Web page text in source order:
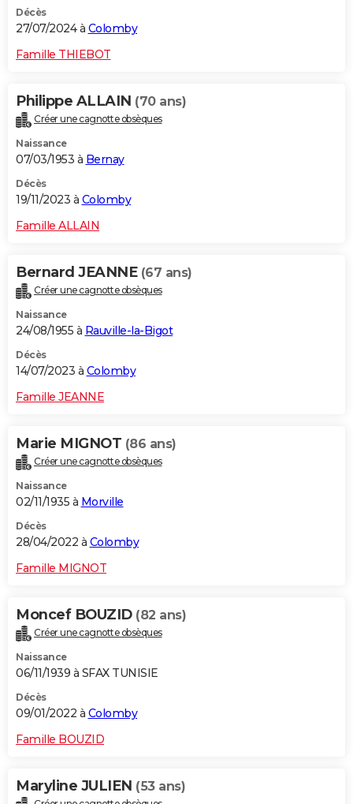
Décès
27/07/2024 à Colomby
Famille THIEBOT
Philippe ALLAIN (70 ans)
Créer une cagnotte obsèques
Naissance
07/03/1953 à Bernay
Décès
19/11/2023 à Colomby
Famille ALLAIN
Bernard JEANNE (67 ans)
Créer une cagnotte obsèques
Naissance
24/08/1955 à Rauville-la-Bigot
Décès
14/07/2023 à Colomby
Famille JEANNE
Marie MIGNOT (86 ans)
Créer une cagnotte obsèques
Naissance
02/11/1935 à Morville
Décès
28/04/2022 à Colomby
Famille MIGNOT
Moncef BOUZID (82 ans)
Créer une cagnotte obsèques
Naissance
06/11/1939 à SFAX TUNISIE
Décès
09/01/2022 à Colomby
Famille BOUZID
Maryline JULIEN (53 ans)